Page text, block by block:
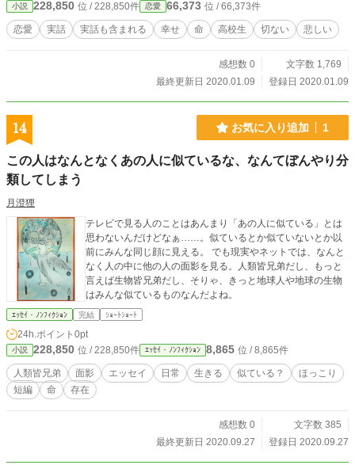
小説 228,850 位 / 228,850件 恋愛 66,373 位 / 66,373件
恋愛 実話 実話も含まれる 幸せ 命 高校生 切ない 悲しい
感想数 0
文字数 1,769
最終更新日 2020.01.09
登録日 2020.01.09
14 お気に入り追加 1
この人はなんとなくあの人に似ているな、なんてぼんやり分
類してしまう
月澄狸
テレビで見る人のことはあんまり「あの人に似ている」とは
思わないんだけどなぁ……。似ているとか似ていないとか以
前にみんな同じ顔に見える。 でも現実やネットでは、なんと
なく人の中に他の人の面影を見る。人類皆兄弟だし、もっと
言えば生物皆兄弟だし、そりゃ、きっと地球人や地球の生物
はみんな似ているものなんだよね。
ｴｯｾｲ・ﾉﾝﾌｨｸｼｮﾝ 完結 ｼｮｰﾄｼｮｰﾄ
24h.ポイント 0pt
小説 228,850 位 / 228,850件 ｴｯｾｲ・ﾉﾝﾌｨｸｼｮﾝ 8,865 位 / 8,865件
人類皆兄弟 面影 エッセイ 日常 生きる 似ている？
ほっこり
短編
命 存在
感想数 0
文字数 385
最終更新日 2020.09.27
登録日 2020.09.27